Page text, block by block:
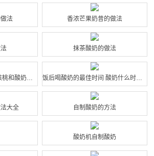
法 香浓芒果奶昔的做法
抹茶酸奶的做法
核桃和酸奶能一起吃吗 核桃和酸奶一起吃好吗 饭后喝酸奶的最佳时间 酸奶什么时候喝比较好
大全 自制酸奶的方法
酸奶机自制酸奶